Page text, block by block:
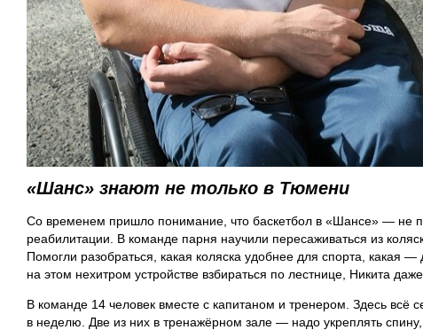
«Шанс» знают не только в Тюмени
Со временем пришло понимание, что баскетбол в «Шансе» — не
реабилитации. В команде парня научили пересаживаться из
Помогли разобраться, какая коляска удобнее для спорта, какая —
на этом нехитром устройстве взбираться по лестнице, Никита
В команде 14 человек вместе с капитаном и тренером. Здесь всё
в неделю. Две из них в тренажёрном зале — надо укреплять